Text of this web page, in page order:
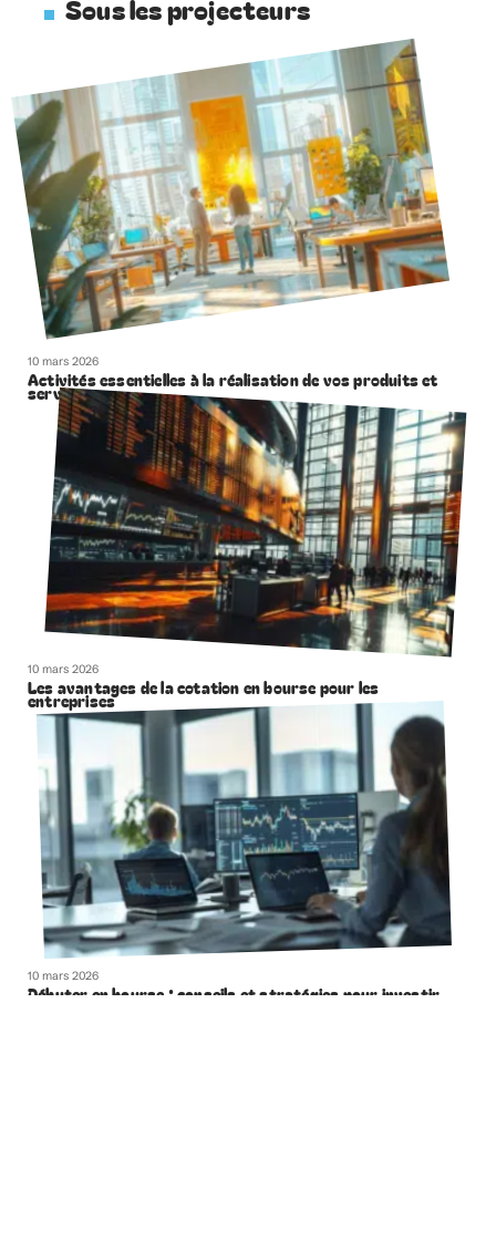
Sous les projecteurs
10 mars 2026
Activités essentielles à la réalisation de vos produits et
services
10 mars 2026
Les avantages de la cotation en bourse pour les
entreprises
10 mars 2026
Débuter en bourse : conseils et stratégies pour investir